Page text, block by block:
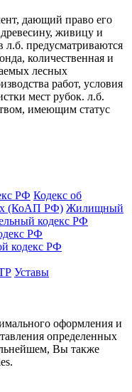
дающий право его
древесину, живицу и
л.б. предусматриваются
количественная и
лесных
работ, условия
мест рубок. л.б.
имеющим статус
РФ Кодекс об
(КоАП РФ) Жилищный
кодекс РФ
РФ
кодекс РФ
Уставы
оформления и
определенных
Вы также